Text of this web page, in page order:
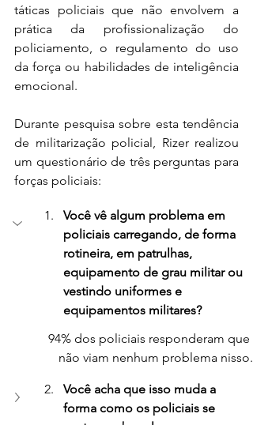
táticas policiais que não envolvem a
prática da profissionalização do
policiamento, o regulamento do uso
da força ou habilidades de inteligência
emocional.
Durante pesquisa sobre esta tendência
de militarização policial, Rizer realizou
um questionário de três perguntas para
forças policiais:
Você vê algum problema em
policiais carregando, de forma
rotineira, em patrulhas,
equipamento de grau militar ou
vestindo uniformes e
equipamentos militares?
94% dos policiais responderam que
não viam nenhum problema nisso.
Você acha que isso muda a
forma como os policiais se